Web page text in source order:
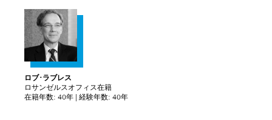
ロブ･ラブレス
ロサンゼルスオフィス在籍
在籍年数: 40年 | 経験年数: 40年